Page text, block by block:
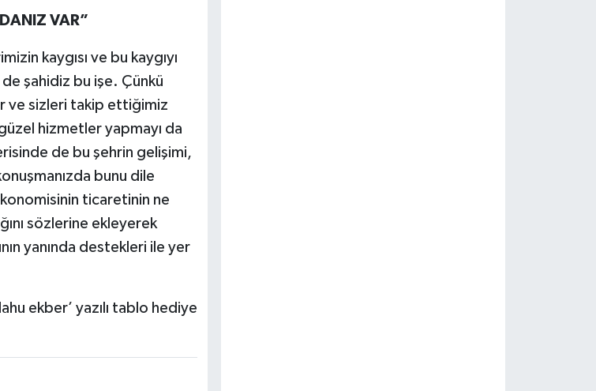
VAR”
kaygısı ve bu kaygıyı
şahidiz bu işe. Çünkü
ve sizleri takip ettiğimiz
hizmetler yapmayı da
de bu şehrin gelişimi,
bunu dile
ticaretinin ne
sözlerine ekleyerek
yanında destekleri ile yer
ekber’ yazılı tablo hediye